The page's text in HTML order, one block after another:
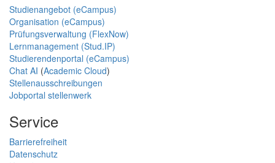
Studienangebot (eCampus)
Organisation (eCampus)
Prüfungsverwaltung (FlexNow)
Lernmanagement (Stud.IP)
Studierendenportal (eCampus)
Chat AI (Academic Cloud)
Stellenausschreibungen
Jobportal stellenwerk
Service
Barrierefreiheit
Datenschutz